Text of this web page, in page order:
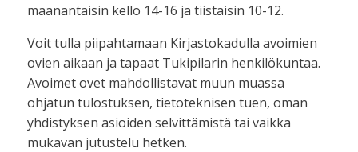
maanantaisin kello 14-16 ja tiistaisin 10-12.
Voit tulla piipahtamaan Kirjastokadulla avoimien
ovien aikaan ja tapaat Tukipilarin henkilökuntaa.
Avoimet ovet mahdollistavat muun muassa
ohjatun tulostuksen, tietoteknisen tuen, oman
yhdistyksen asioiden selvittämistä tai vaikka
mukavan jutustelu hetken.